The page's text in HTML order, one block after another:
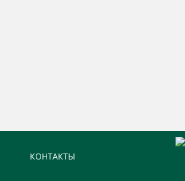
КОНТАКТЫ